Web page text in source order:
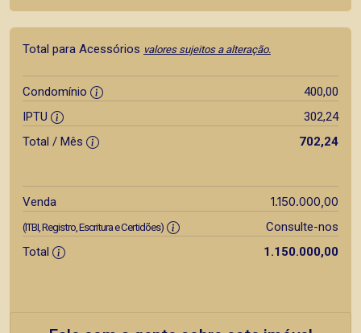
Total para Acessórios valores sujeitos a alteração.
Condomínio
400,00
IPTU
302,24
Total / Mês
702,24
Venda 1.150.000,00
(ITBI, Registro, Escritura e Certidões)
Consulte-nos
Total
1.150.000,00